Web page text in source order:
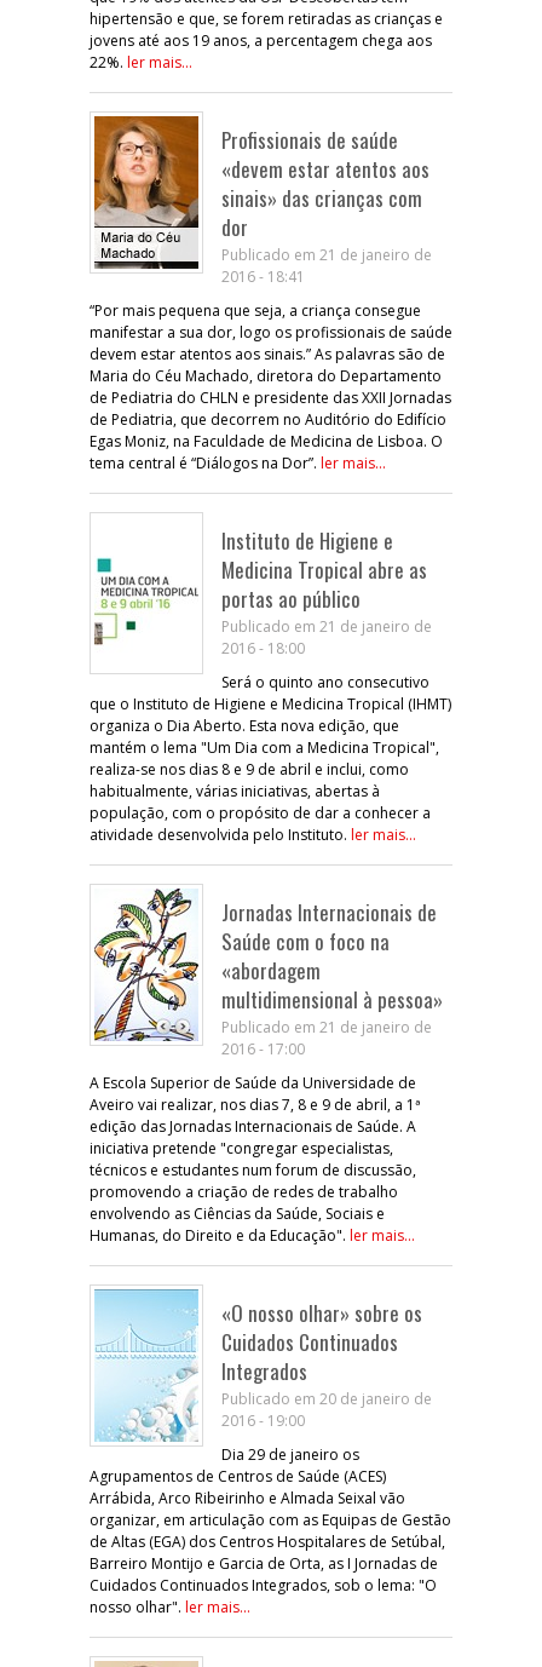
hipertensão e que, se forem retiradas as crianças e
jovens até aos 19 anos, a percentagem chega aos
22%. ler mais...
Profissionais de saúde
«devem estar atentos aos
sinais» das crianças com
dor
Publicado em 21 de janeiro de
2016 - 18:41
“Por mais pequena que seja, a criança consegue
manifestar a sua dor, logo os profissionais de saúde
devem estar atentos aos sinais.” As palavras são de
Maria do Céu Machado, diretora do Departamento
de Pediatria do CHLN e presidente das XXII Jornadas
de Pediatria, que decorrem no Auditório do Edifício
Egas Moniz, na Faculdade de Medicina de Lisboa. O
tema central é “Diálogos na Dor”. ler mais...
Instituto de Higiene e
Medicina Tropical abre as
portas ao público
Publicado em 21 de janeiro de
2016 - 18:00
Será o quinto ano consecutivo
que o Instituto de Higiene e Medicina Tropical (IHMT)
organiza o Dia Aberto. Esta nova edição, que
mantém o lema "Um Dia com a Medicina Tropical",
realiza-se nos dias 8 e 9 de abril e inclui, como
habitualmente, várias iniciativas, abertas à
população, com o propósito de dar a conhecer a
atividade desenvolvida pelo Instituto. ler mais...
Jornadas Internacionais de
Saúde com o foco na
«abordagem
multidimensional à pessoa»
Publicado em 21 de janeiro de
2016 - 17:00
A Escola Superior de Saúde da Universidade de
Aveiro vai realizar, nos dias 7, 8 e 9 de abril, a 1ª
edição das Jornadas Internacionais de Saúde. A
iniciativa pretende "congregar especialistas,
técnicos e estudantes num forum de discussão,
promovendo a criação de redes de trabalho
envolvendo as Ciências da Saúde, Sociais e
Humanas, do Direito e da Educação". ler mais...
«O nosso olhar» sobre os
Cuidados Continuados
Integrados
Publicado em 20 de janeiro de
2016 - 19:00
Dia 29 de janeiro os
Agrupamentos de Centros de Saúde (ACES)
Arrábida, Arco Ribeirinho e Almada Seixal vão
organizar, em articulação com as Equipas de Gestão
de Altas (EGA) dos Centros Hospitalares de Setúbal,
Barreiro Montijo e Garcia de Orta, as I Jornadas de
Cuidados Continuados Integrados, sob o lema: "O
nosso olhar". ler mais...